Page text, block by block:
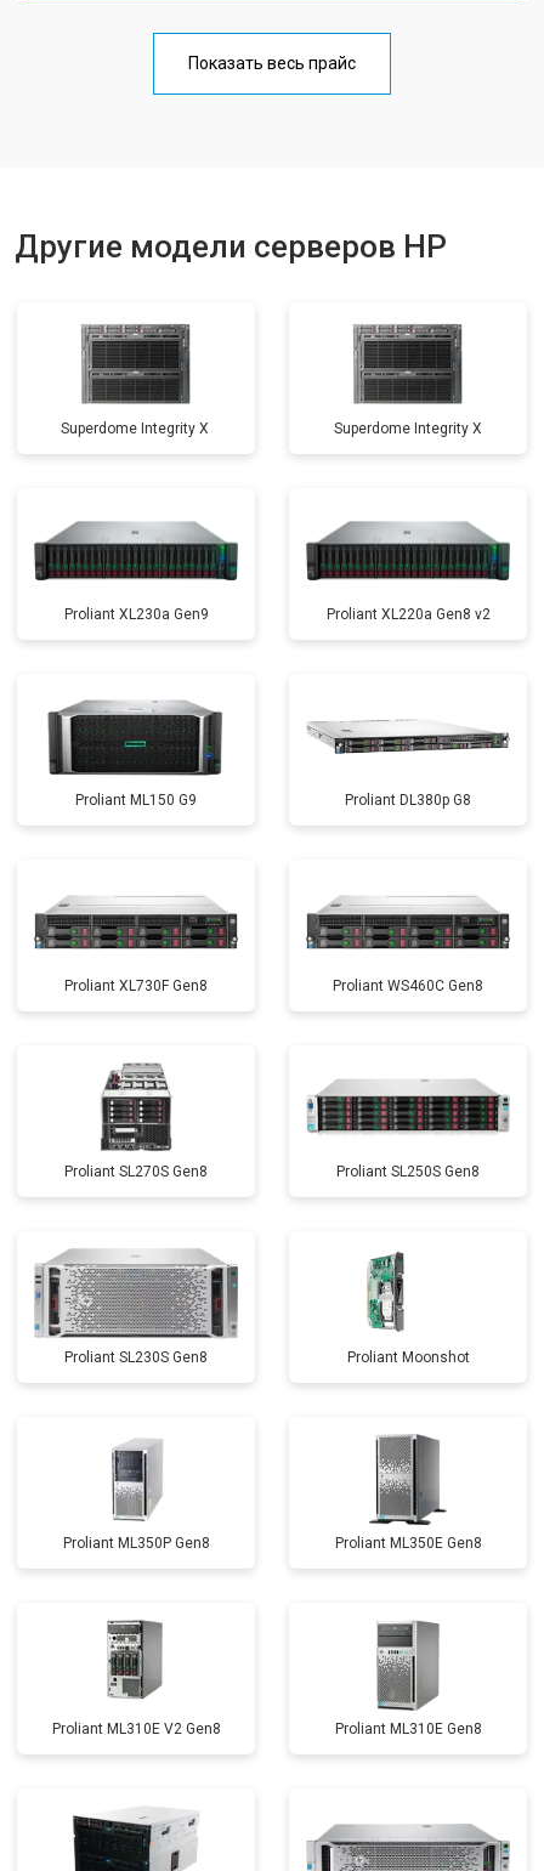
Показать весь прайс
Другие модели серверов HP
Superdome Integrity Х Superdome Integrity Х
Proliant XL230a Gen9 Proliant XL220a Gen8 v2
Proliant ML150 G9 Proliant DL380p G8
Proliant XL730F Gen8 Proliant WS460C Gen8
Proliant SL270S Gen8 Proliant SL250S Gen8
Proliant SL230S Gen8 Proliant Moonshot
Proliant ML350P Gen8 Proliant ML350E Gen8
Proliant ML310E V2 Gen8 Proliant ML310E Gen8